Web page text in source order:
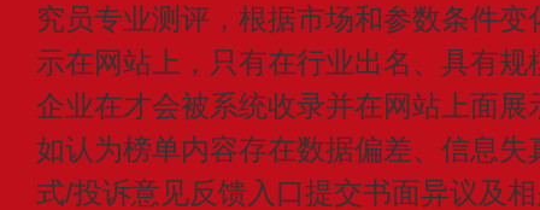
究员专业测评，根据市场和参数条件
示在网站上，只有在行业出名、具有
企业在才会被系统收录并在网站上面
如认为榜单内容存在数据偏差、信息
式/投诉意见反馈入口提交书面异议及